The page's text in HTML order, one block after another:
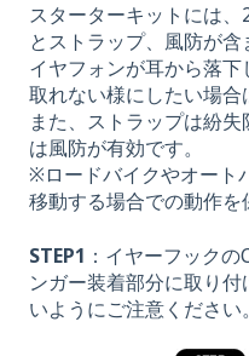
スターターキットには
とストラップ、風防が含
イヤフォンが耳から落
取れない様にしたい場合
また、ストラップは紛
は風防が有効です。
※ロードバイクやオート
移動する場合での動作を
STEP1 ：イヤーフック
ンガー装着部分に取り
いようにご注意ください。